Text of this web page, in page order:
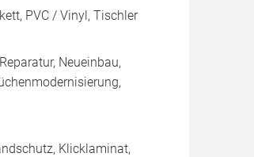
PVC / Vinyl, Tischler
Neueinbau,
Klicklaminat,